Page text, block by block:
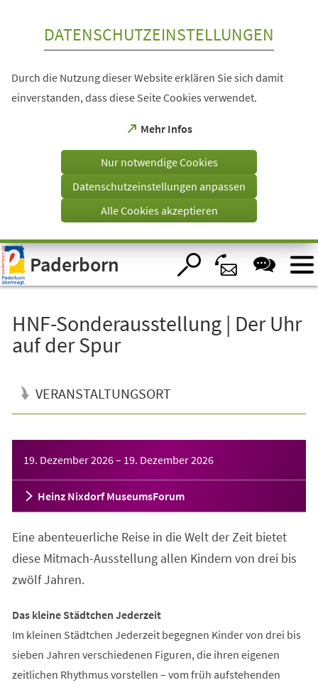
Visuelle
Assistenzsoftware
öffnen.
DATENSCHUTZEINSTELLUNGEN
Durch die Nutzung dieser Website erklären Sie sich damit
einverstanden, dass diese Seite Cookies verwendet.
Mehr Infos
(Öffnet
einem
Tab)
Nur notwendige Cookies
Datenschutzeinstellungen anpassen
Alle Cookies akzeptieren
Paderborn
HNF-Sonderausstellung | Der Uhr
auf der Spur
VERANSTALTUNGSORT
19. Dezember 2026– 19. Dezember 2026
Heinz Nixdorf MuseumsForum
Eine abenteuerliche Reise in die Welt der Zeit bietet
diese Mitmach-Ausstellung allen Kindern von drei bis
zwölf Jahren.
Das kleine Städtchen Jederzeit
Im kleinen Städtchen Jederzeit begegnen Kinder von drei bis
sieben Jahren verschiedenen Figuren, die ihren eigenen
zeitlichen Rhythmus vorstellen – vom früh aufstehenden